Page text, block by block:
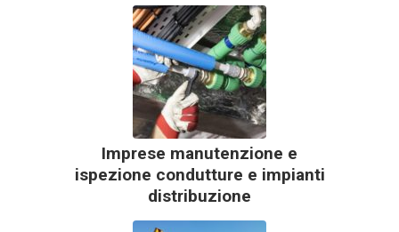
Imprese manutenzione e
ispezione condutture e impianti
distribuzione